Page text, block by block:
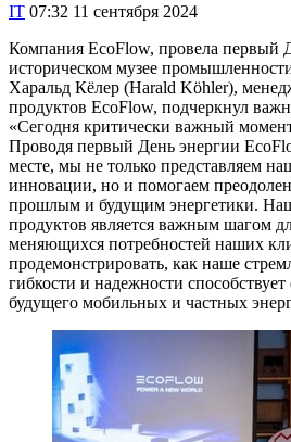
IT 07:32 11 сентября 2024
Компания EcoFlow, провела первый
историческом музее
Харальд Кёлер (Harald Köhler),
продуктов EcoFlow, подчеркнул
«Сегодня критически важный
Проводя первый День энергии
месте, мы не только представляем
инновации, но и помогаем
прошлым и будущим энергетики.
продуктов является важным шагом
меняющихся потребностей наших
продемонстрировать, как наше
гибкости и надежности
будущего мобильных и частных